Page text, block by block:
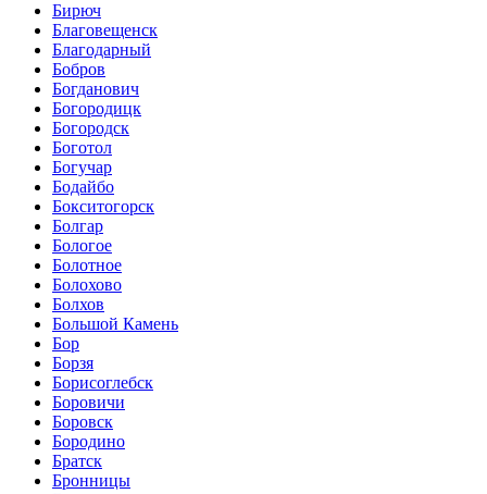
Бирюч
Благовещенск
Благодарный
Бобров
Богданович
Богородицк
Богородск
Боготол
Богучар
Бодайбо
Бокситогорск
Болгар
Бологое
Болотное
Болохово
Болхов
Большой Камень
Бор
Борзя
Борисоглебск
Боровичи
Боровск
Бородино
Братск
Бронницы